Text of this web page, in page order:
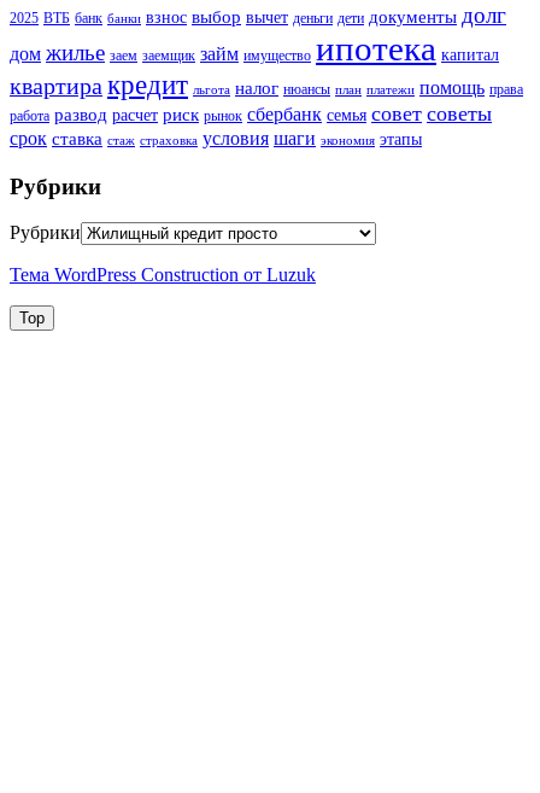
2025 ВТБ банк банки взнос выбор вычет деньги дети документы долг
дом жилье заем заемщик займ имущество ипотека капитал
квартира кредит льгота налог нюансы план платежи помощь права
работа развод расчет риск рынок сбербанк семья совет советы
срок ставка стаж страховка условия шаги экономия этапы
Рубрики
Рубрики
Тема WordPress Construction от Luzuk
Top